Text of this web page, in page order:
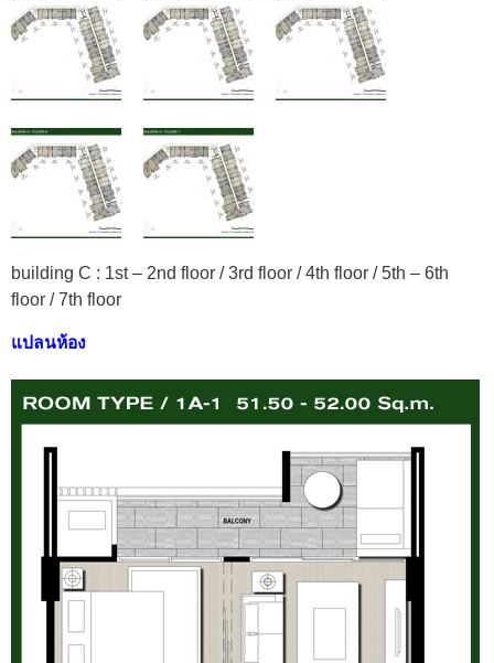
building C : 1st – 2nd floor / 3rd floor / 4th floor / 5th – 6th
floor / 7th floor
แปลนห้อง